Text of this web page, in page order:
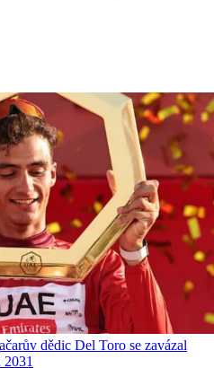
dědic Del Toro se zavázal